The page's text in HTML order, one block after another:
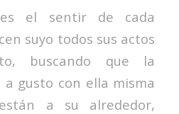
es el sentir de cada
suyo todos sus actos
buscando que la
gusto con ella misma
a su alrededor,